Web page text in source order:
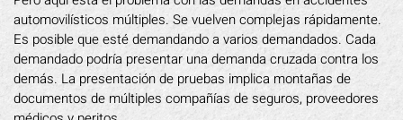
automovilísticos múltiples. Se vuelven complejas rápidamente.
Es posible que esté demandando a varios demandados. Cada
demandado podría presentar una demanda cruzada contra los
demás. La presentación de pruebas implica montañas de
documentos de múltiples compañías de seguros, proveedores